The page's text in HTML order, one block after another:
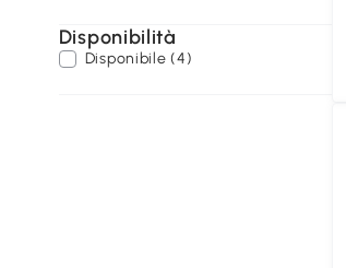
Disponibilità
Disponibile (4)